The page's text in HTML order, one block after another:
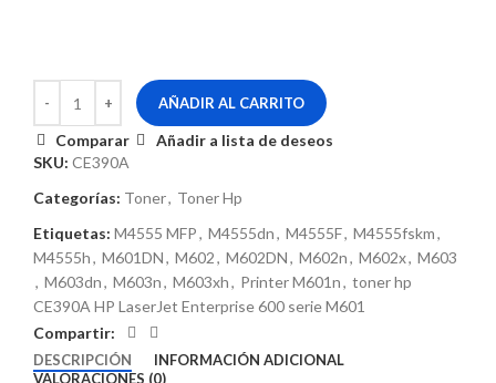
AÑADIR AL CARRITO
Comparar
Añadir a lista de deseos
SKU: CE390A
Categorías: Toner, Toner Hp
Etiquetas: M4555 MFP, M4555dn, M4555F, M4555fskm,
M4555h, M601DN, M602, M602DN, M602n, M602x, M603
, M603dn, M603n, M603xh, Printer M601n, toner hp
CE390A HP LaserJet Enterprise 600 serie M601
Compartir:
DESCRIPCIÓN
INFORMACIÓN ADICIONAL
VALORACIONES (0)